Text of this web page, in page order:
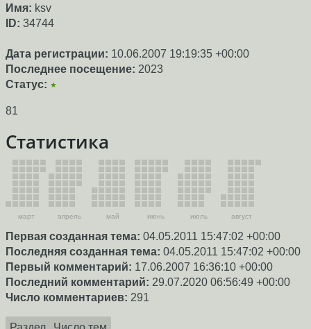
Имя: ksv
ID: 34744
Дата регистрации: 10.06.2007 19:19:35 +00:00
Последнее посещение: 2023
Статус: ★
81
Статистика
март апрель май июнь июль август
Первая созданная тема: 04.05.2011 15:47:02 +00:00
Последняя созданная тема: 04.05.2011 15:47:02 +00:00
Первый комментарий: 17.06.2007 16:36:10 +00:00
Последний комментарий: 29.07.2020 06:56:49 +00:00
Число комментариев: 291